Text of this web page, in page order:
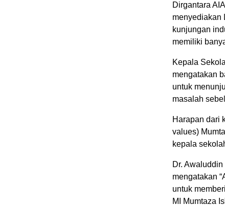
Dirgantara
menyediakan
kunjungan
memiliki
Kepala
mengatakan
untuk
masalah
Harapan dari
values)
kepala
Dr.
mengatakan
untuk
MI Mumtaza